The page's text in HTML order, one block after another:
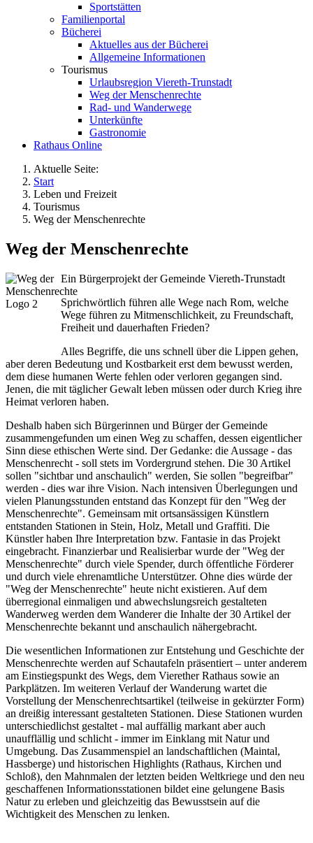
Sportstätten
Familienportal
Bücherei
Aktuelles aus der Bücherei
Allgemeine Informationen
Tourismus
Urlaubsregion Viereth-Trunstadt
Weg der Menschenrechte
Rad- und Wanderwege
Unterkünfte
Gastronomie
Rathaus Online
Aktuelle Seite:
Start
Leben und Freizeit
Tourismus
Weg der Menschenrechte
Weg der Menschenrechte
Ein Bürgerprojekt der Gemeinde Viereth-Trunstadt
Sprichwörtlich führen alle Wege nach Rom, welche
Wege führen zu Mitmenschlichkeit, zu Freundschaft,
Freiheit und dauerhaften Frieden?
Alles Begriffe, die uns schnell über die Lippen gehen,
aber deren Bedeutung und Kostbarkeit erst dem bewusst werden,
dem diese humanen Werte fehlen oder verloren gegangen sind.
Jenen, die mit täglicher Gewalt leben müssen oder durch Krieg ihre
Heimat verloren haben.
Deshalb haben sich Bürgerinnen und Bürger der Gemeinde
zusammengefunden um einen Weg zu schaffen, dessen eigentlicher
Sinn diese ethischen Werte sind. Der Gedanke: die Aussage - das
Menschenrecht - soll stets im Vordergrund stehen. Die 30 Artikel
sollen "sichtbar und anschaulich" werden, Sie sollen "begreifbar"
werden - dies war ihre Vision. Nach intensiven Überlegungen und
vielen Planungsstunden entstand das Konzept für den "Weg der
Menschenrechte". Gemeinsam mit ortsansässigen Künstlern
entstanden Stationen in Stein, Holz, Metall und Graffiti. Die
Künstler haben Ihre Interpretation bzw. Fantasie in das Projekt
eingebracht. Finanzierbar und Realisierbar wurde der "Weg der
Menschenrechte" durch viele Spender, durch öffentliche Förderer
und durch viele ehrenamtliche Unterstützer. Ohne dies würde der
"Weg der Menschenrechte" heute nicht existieren. Auf dem
überregional einmaligen und abwechslungsreich gestalteten
Wanderweg werden dem Wanderer die Inhalte der 30 Artikel der
Menschenrechte bekannt und anschaulich nähergebracht.
Die wesentlichen Informationen zur Entstehung und Geschichte der
Menschenrechte werden auf Schautafeln präsentiert – unter anderem
am Einstiegspunkt des Wegs, dem Vierether Rathaus sowie an
Parkplätzen. Im weiteren Verlauf der Wanderung wartet die
Vorstellung der Menschenrechtsartikel (teilweise in gekürzter Form)
an dreißig interessant gestalteten Stationen. Diese Stationen wurden
unterschiedlichst gestaltet - mal auffällig markant aber auch
unaufflällig und schlicht - immer im Einklang mit Natur und
Umgebung. Das Zusammenspiel an landschaftlichen (Maintal,
Hassberge) und historischen Highlights (Rathaus, Kirchen und
Schloß), den Mahnmalen der letzten beiden Weltkriege und den neu
geschaffenen Informationsstationen bildet eine gelungene Basis
Natur zu erleben und gleichzeitig das Bewusstsein auf die
Wichtigkeit des Menschen zu lenken.